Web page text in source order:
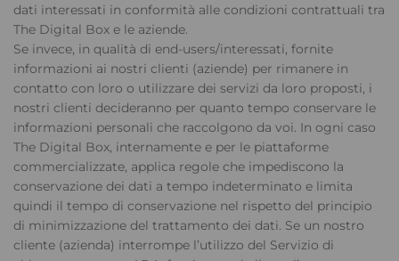
dati interessati in conformità alle condizioni contrattuali tra
The Digital Box e le aziende.
Se invece, in qualità di end-users/interessati, fornite
informazioni ai nostri clienti (aziende) per rimanere in
contatto con loro o utilizzare dei servizi da loro proposti, i
nostri clienti decideranno per quanto tempo conservare le
informazioni personali che raccolgono da voi. In ogni caso
The Digital Box, internamente e per le piattaforme
commercializzate, applica regole che impediscono la
conservazione dei dati a tempo indeterminato e limita
quindi il tempo di conservazione nel rispetto del principio
di minimizzazione del trattamento dei dati. Se un nostro
cliente (azienda) interrompe l’utilizzo del Servizio di